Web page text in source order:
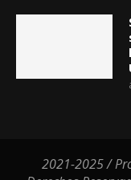
2021-2025 /